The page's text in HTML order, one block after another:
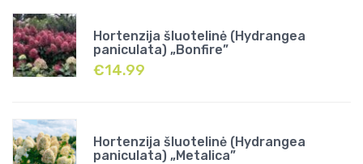
Hortenzija šluotelinė (Hydrangea
paniculata) „Bonfire”
€14.99
Hortenzija šluotelinė (Hydrangea
paniculata) „Metalica”